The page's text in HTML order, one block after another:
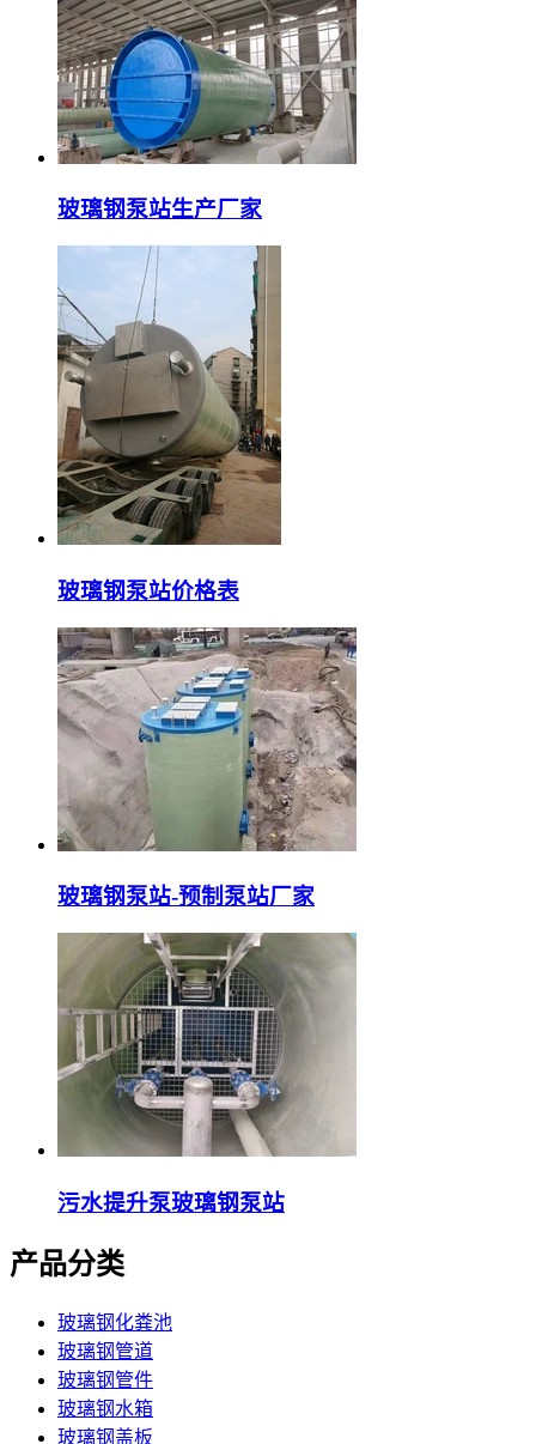
玻璃钢泵站生产厂家
玻璃钢泵站价格表
玻璃钢泵站-预制泵站厂家
污水提升泵玻璃钢泵站
产品分类
玻璃钢化粪池
玻璃钢管道
玻璃钢管件
玻璃钢水箱
玻璃钢盖板